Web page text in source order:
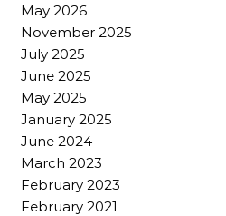
May 2026
November 2025
July 2025
June 2025
May 2025
January 2025
June 2024
March 2023
February 2023
February 2021